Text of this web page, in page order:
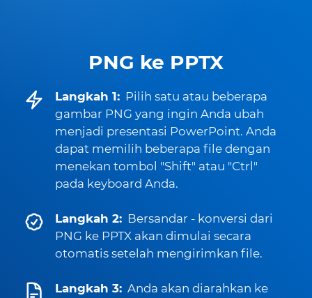
PNG ke PPTX
Langkah 1: Pilih satu atau beberapa
gambar PNG yang ingin Anda ubah
menjadi presentasi PowerPoint. Anda
dapat memilih beberapa file dengan
menekan tombol "Shift" atau "Ctrl"
pada keyboard Anda.
Langkah 2: Bersandar - konversi dari
PNG ke PPTX akan dimulai secara
otomatis setelah mengirimkan file.
Langkah 3: Anda akan diarahkan ke